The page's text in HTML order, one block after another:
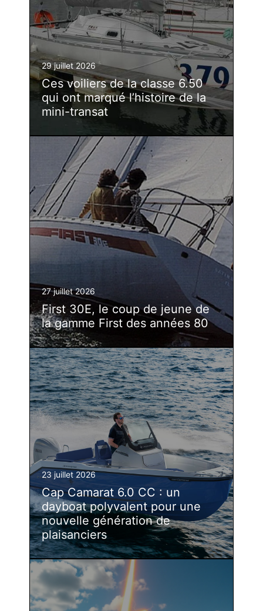
29 juillet 2026
Ces voiliers de la classe 6.50
qui ont marqué l’histoire de la
mini-transat
27 juillet 2026
First 30E, le coup de jeune de
la gamme First des années 80
23 juillet 2026
Cap Camarat 6.0 CC : un
dayboat polyvalent pour une
nouvelle génération de
plaisanciers